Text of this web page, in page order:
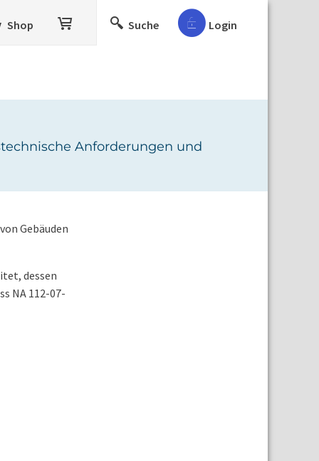
Shop Suche Login
Anforderungen und
Gebäuden
dessen
NA 112-07-